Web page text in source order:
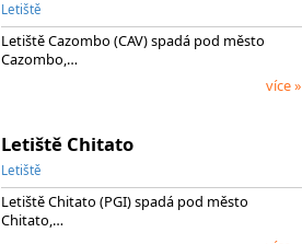
Letiště
Letiště Cazombo (CAV) spadá pod město
Cazombo,…
více »
Letiště Chitato
Letiště
Letiště Chitato (PGI) spadá pod město
Chitato,…